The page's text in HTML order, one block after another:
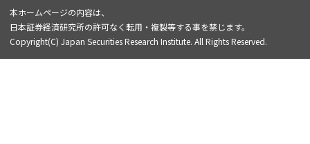
本ホームページの内容は、
日本証券経済研究所の許可なく転用・複製等する事を禁じます。
Copyright(C) Japan Securities Research Institute. All Rights Reserved.